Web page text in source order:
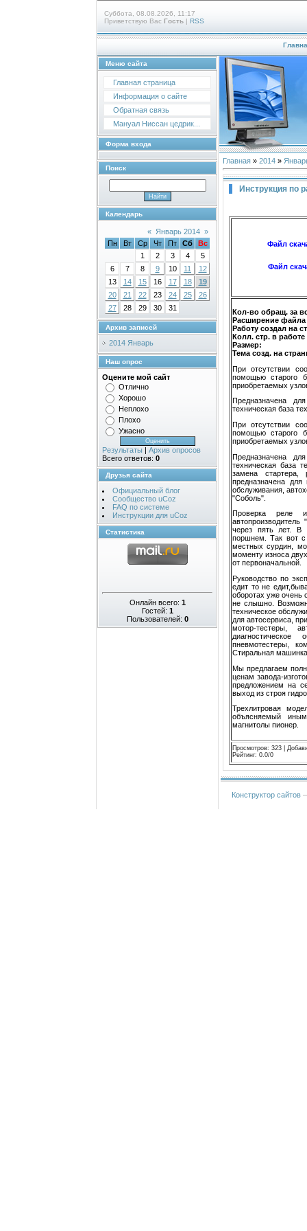
Суббота, 08.08.2026, 11:17
Приветствую Вас Гость | RSS
Меню сайта
Главная страница
Информация о сайте
Обратная связь
Мануал Ниссан цедрик...
Форма входа
Поиск
Календарь
« Январь 2014 »
Пн
Вт Ср Чт Пт Сб
Вс
1
2 3 4
5
6
7 8 9 10 11
12
13
14 15 16 17 18
19
20
21 22 23 24 25
26
27
28 29 30 31
Архив записей
2014 Январь
Наш опрос
Оцените мой сайт
Отлично
Хорошо
Неплохо
Плохо
Ужасно
Результаты | Архив опросов
Всего ответов: 0
Друзья сайта
Официальный блог
Сообщество uCoz
FAQ по системе
Инструкции для uCoz
Статистика
Онлайн всего: 1
Гостей: 1
Пользователей: 0
Главная » 2014 »
Инструкция по
Файл
Файл
Кол-во обращ. за
Расширение
Работу создал на
Колл. стр. в работе
Размер:
Тема созд. на
При отсутствии
помощью старого
приобретаемых
Предназначена
техническая база
При отсутствии
помощью старого
приобретаемых
Предназначена
техническая база
замена стартера,
предназначена для
обслуживания,
"Соболь".
Провер­ка реле
через пять лет. В
поршнем. Так вот с
местных сурдин,
моменту износа
от первоначальной.
Руководство по
едит то не
оборотах уже очень
не слышно.
техническое
для автосервиса,
мотор-тестеры,
пневмотестеры,
Стиральная
Мы предлагаем
ценам завода-
предложением на
выход из строя
Трехлитровая
объясняемый
магнитолы пионер.
Просмотров: 323
Рейтинг: 0.0/0
Конструктор сайтов